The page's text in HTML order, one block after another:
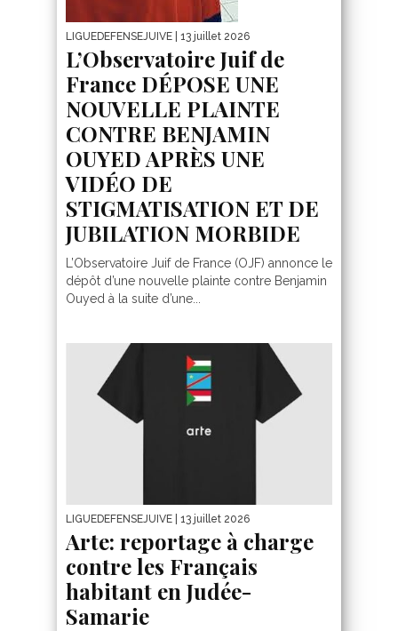
LIGUEDEFENSEJUIVE | 13 juillet 2026
L’Observatoire Juif de
France DÉPOSE UNE
NOUVELLE PLAINTE
CONTRE BENJAMIN
OUYED APRÈS UNE
VIDÉO DE
STIGMATISATION ET DE
JUBILATION MORBIDE
L’Observatoire Juif de France (OJF) annonce le
dépôt d’une nouvelle plainte contre Benjamin
Ouyed à la suite d’une...
LIGUEDEFENSEJUIVE | 13 juillet 2026
Arte: reportage à charge
contre les Français
habitant en Judée-
Samarie